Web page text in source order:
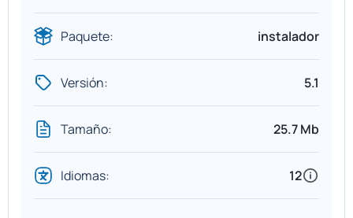
Paquete: instalador
Versión: 5.1
Tamaño: 25.7 Mb
Idiomas: 12